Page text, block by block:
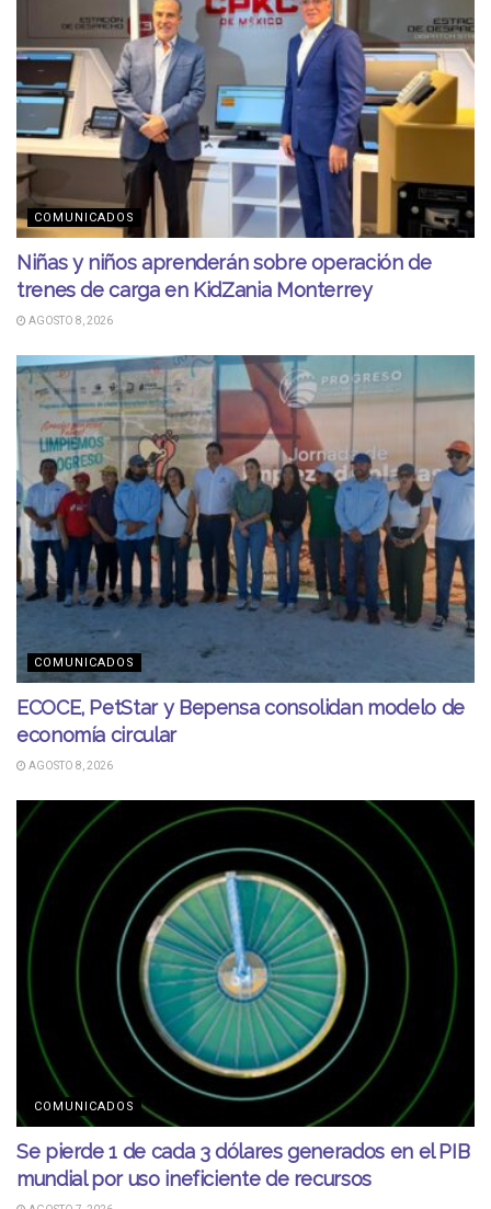
COMUNICADOS
Niñas y niños aprenderán sobre operación de
trenes de carga en KidZania Monterrey
AGOSTO 8, 2026
COMUNICADOS
ECOCE, PetStar y Bepensa consolidan modelo de
economía circular
AGOSTO 8, 2026
COMUNICADOS
Se pierde 1 de cada 3 dólares generados en el PIB
mundial por uso ineficiente de recursos